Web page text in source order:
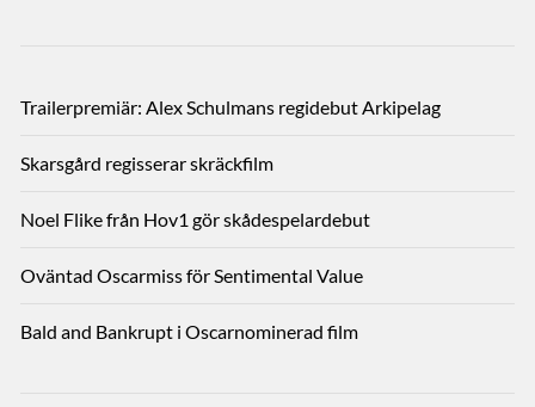
Trailerpremiär: Alex Schulmans regidebut Arkipelag
Skarsgård regisserar skräckfilm
Noel Flike från Hov1 gör skådespelardebut
Oväntad Oscarmiss för Sentimental Value
Bald and Bankrupt i Oscarnominerad film